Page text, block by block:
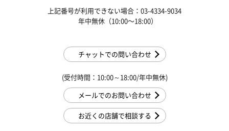
上記番号が利用できない場合：03-4334-9034
年中無休（10:00〜18:00）
チャットでの問い合わせ
(受付時間：10:00～18:00/年中無休)
メールでのお問い合わせ
お近くの店舗で相談する